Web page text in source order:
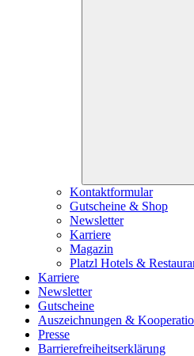
Kontaktformular
Gutscheine & Shop
Newsletter
Karriere
Magazin
Platzl Hotels &
Karriere
Newsletter
Gutscheine
Auszeichnungen &
Presse
Barrierefreiheitserklärung